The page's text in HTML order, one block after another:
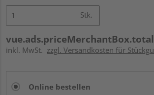
Stk.
vue.ads.priceMerchantBox.total
inkl. MwSt. zzgl. Versandkosten für
Online bestellen